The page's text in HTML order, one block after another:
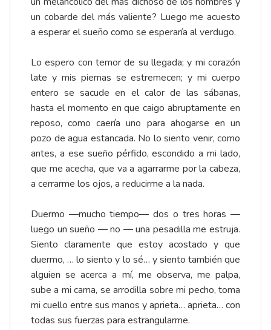
un cobarde del más valiente? Luego me acuesto
a esperar el sueño como se esperaría al verdugo.
Lo espero con temor de su llegada; y mi corazón
late y mis piernas se estremecen; y mi cuerpo
entero se sacude en el calor de las sábanas,
hasta el momento en que caigo abruptamente en
reposo, como caería uno para ahogarse en un
pozo de agua estancada. No lo siento venir, como
antes, a ese sueño pérfido, escondido a mi lado,
que me acecha, que va a agarrarme por la cabeza,
a cerrarme los ojos, a reducirme a la nada.
Duermo ―mucho tiempo― dos o tres horas ―
luego un sueño ― no ― una pesadilla me estruja.
Siento claramente que estoy acostado y que
duermo, … lo siento y lo sé… y siento también que
alguien se acerca a mí, me observa, me palpa,
sube a mi cama, se arrodilla sobre mi pecho, toma
mi cuello entre sus manos y aprieta… aprieta… con
todas sus fuerzas para estrangularme.